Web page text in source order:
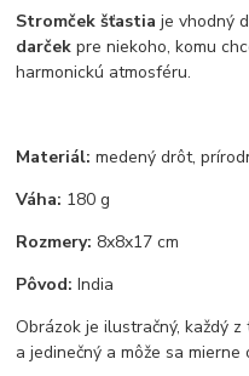
Stromček šťastiaje vhodný
darček pre niekoho, komu
harmonickú atmosféru.
Materiál: medený drôt,
Váha: 180 g
Rozmery: 8x8x17 cm
Pôvod: India
Obrázok je ilustračný, každý
a jedinečný a môže sa